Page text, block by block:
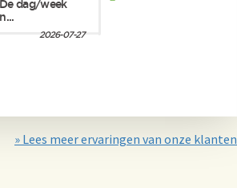
» Lees meer ervaringen van onze klanten